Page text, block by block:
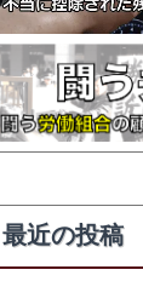
索:
最近の投稿